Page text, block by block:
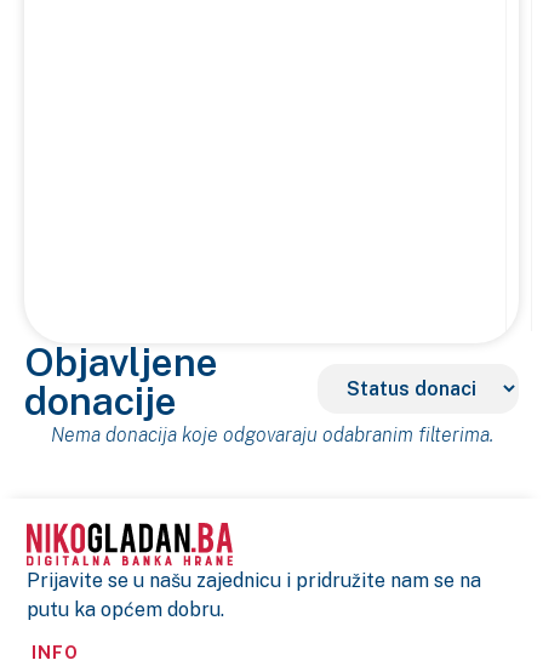
Objavljene
donacije
Nema donacija koje odgovaraju odabranim filterima.
Prijavite se u našu zajednicu i pridružite nam se na
putu ka općem dobru.
INFO